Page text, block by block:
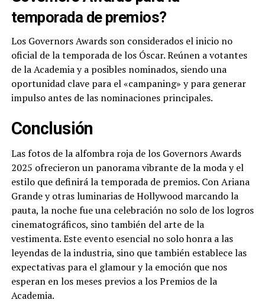
temporada de premios?
Los Governors Awards son considerados el inicio no
oficial de la temporada de los Óscar. Reúnen a votantes
de la Academia y a posibles nominados, siendo una
oportunidad clave para el «campaning» y para generar
impulso antes de las nominaciones principales.
Conclusión
Las fotos de la alfombra roja de los Governors Awards
2025 ofrecieron un panorama vibrante de la moda y el
estilo que definirá la temporada de premios. Con Ariana
Grande y otras luminarias de Hollywood marcando la
pauta, la noche fue una celebración no solo de los logros
cinematográficos, sino también del arte de la
vestimenta. Este evento esencial no solo honra a las
leyendas de la industria, sino que también establece las
expectativas para el glamour y la emoción que nos
esperan en los meses previos a los Premios de la
Academia.